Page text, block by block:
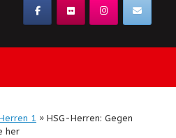
1 » HSG-Herren: Gegen
her